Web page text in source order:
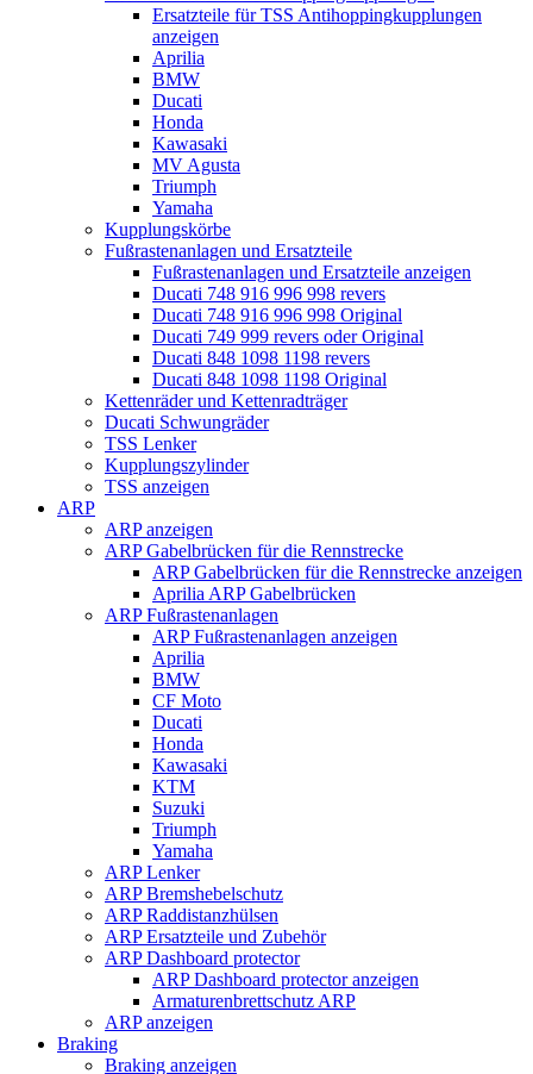
Ersatzteile für TSS Antihoppingkupplungen
anzeigen
Aprilia
BMW
Ducati
Honda
Kawasaki
MV Agusta
Triumph
Yamaha
Kupplungskörbe
Fußrastenanlagen und Ersatzteile
Fußrastenanlagen und Ersatzteile anzeigen
Ducati 748 916 996 998 revers
Ducati 748 916 996 998 Original
Ducati 749 999 revers oder Original
Ducati 848 1098 1198 revers
Ducati 848 1098 1198 Original
Kettenräder und Kettenradträger
Ducati Schwungräder
TSS Lenker
Kupplungszylinder
TSS anzeigen
ARP
ARP anzeigen
ARP Gabelbrücken für die Rennstrecke
ARP Gabelbrücken für die Rennstrecke anzeigen
Aprilia ARP Gabelbrücken
ARP Fußrastenanlagen
ARP Fußrastenanlagen anzeigen
Aprilia
BMW
CF Moto
Ducati
Honda
Kawasaki
KTM
Suzuki
Triumph
Yamaha
ARP Lenker
ARP Bremshebelschutz
ARP Raddistanzhülsen
ARP Ersatzteile und Zubehör
ARP Dashboard protector
ARP Dashboard protector anzeigen
Armaturenbrettschutz ARP
ARP anzeigen
Braking
Braking anzeigen